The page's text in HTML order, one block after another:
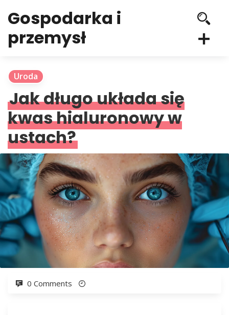
Gospodarka i
przemysł
Uroda
Jak długo układa się
kwas hialuronowy w
ustach?
0 Comments